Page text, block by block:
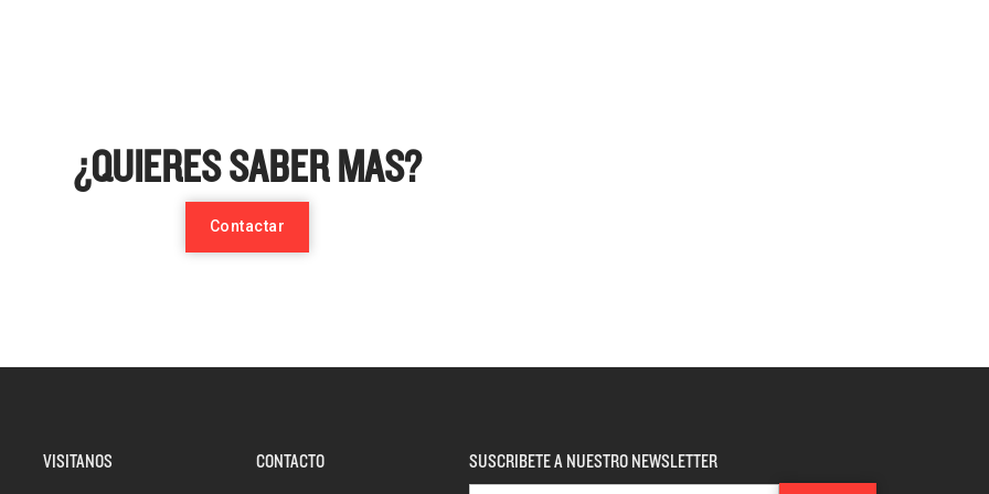
¿QUIERES SABER MAS?
Contactar
VISITANOS CONTACTO SUSCRIBETE A NUESTRO NEWSLETTER